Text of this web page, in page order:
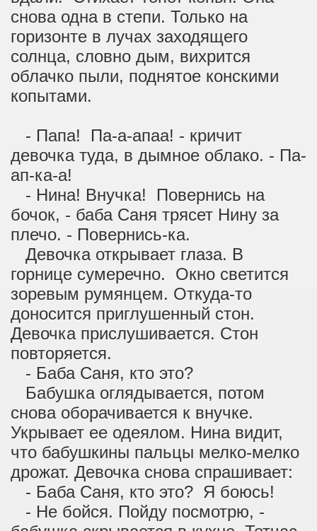
снова одна в степи. Только на
горизонте в лучах заходящего
солнца, словно дым, вихрится
облачко пыли, поднятое конскими
копытами.
- Папа! Па-а-апаа! - кричит
девочка туда, в дымное облако. - Па-
ап-ка-а!
- Нина! Внучка! Повернись на
бочок, - баба Саня трясет Нину за
плечо. - Повернись-ка.
Девочка открывает глаза. В
горнице сумеречно. Окно светится
зоревым румянцем. Откуда-то
доносится приглушенный стон.
Девочка прислушивается. Стон
повторяется.
- Баба Саня, кто это?
Бабушка оглядывается, потом
снова оборачивается к внучке.
Укрывает ее одеялом. Нина видит,
что бабушкины пальцы мелко-мелко
дрожат. Девочка снова спрашивает:
- Баба Саня, кто это? Я боюсь!
- Не бойся. Пойду посмотрю, -